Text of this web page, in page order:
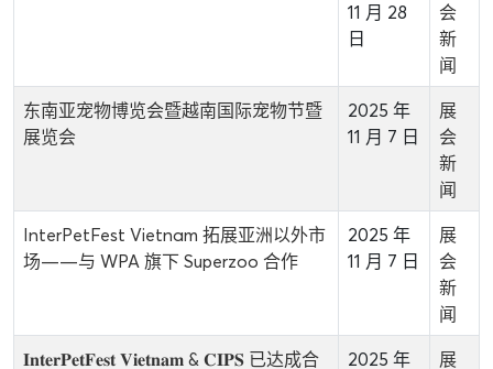
11 月 28
日
会
新
闻
东南亚宠物博览会暨越南国际宠物节暨
展览会
2025 年
11 月 7 日
展
会
新
闻
InterPetFest Vietnam 拓展亚洲以外市
场——与 WPA 旗下 Superzoo 合作
2025 年
11 月 7 日
展
会
新
闻
𝐈𝐧𝐭𝐞𝐫𝐏𝐞𝐭𝐅𝐞𝐬𝐭 𝐕𝐢𝐞𝐭𝐧𝐚𝐦 & 𝐂𝐈𝐏𝐒 已达成合
2025 年
展